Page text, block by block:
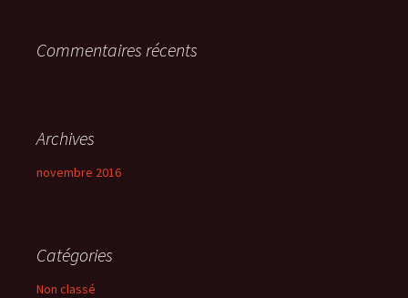
:Commentaires récents
Archives
novembre 2016
Catégories
Non classé